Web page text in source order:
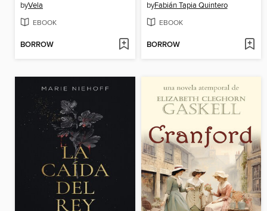
byVela
EBOOK
BORROW
byFabián Tapia Quintero
EBOOK
BORROW